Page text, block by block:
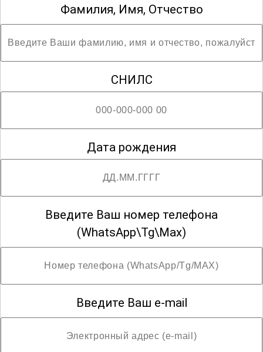
Фамилия, Имя, Отчество
СНИЛС
Дата рождения
Введите Ваш номер телефона
(WhatsApp\Tg\Max)
Введите Ваш e-mail